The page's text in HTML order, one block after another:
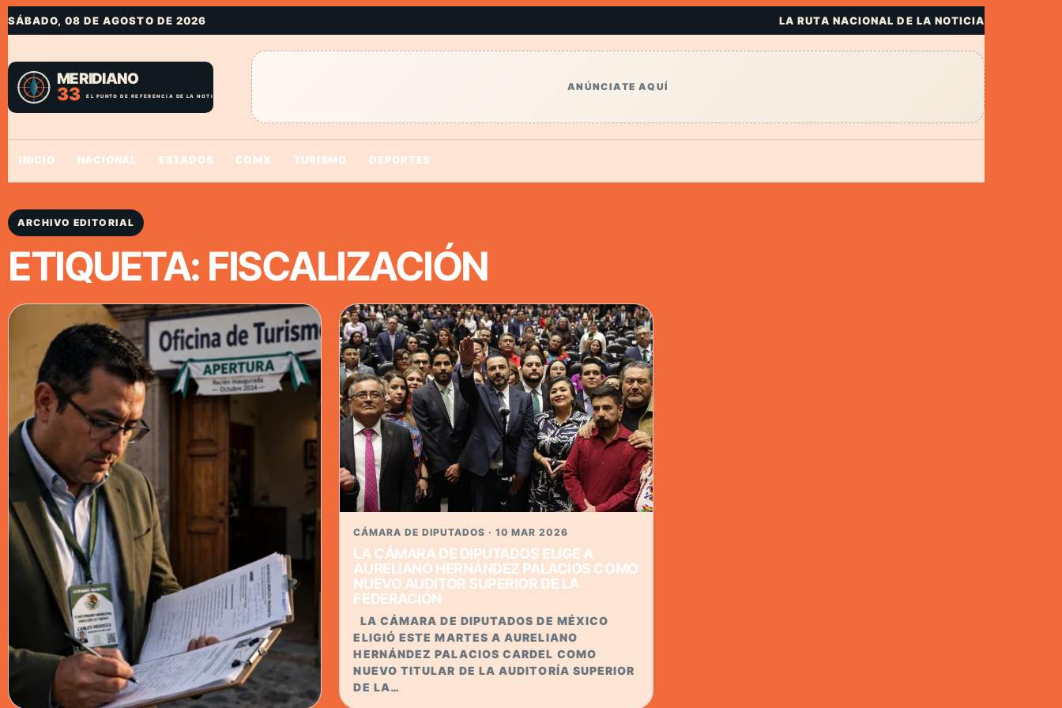
SÁBADO, 08 DE AGOSTO DE 2026 LA RUTA NACIONAL DE LA NOTICIA
ANÚNCIATE AQUÍ
INICIO NACIONAL ESTADOS CDMX TURISMO DEPORTES
ARCHIVO EDITORIAL
ETIQUETA: FISCALIZACIÓN
CÁMARA DE DIPUTADOS · 10 MAR 2026
LA CÁMARA DE DIPUTADOS ELIGE A
AURELIANO HERNÁNDEZ PALACIOS COMO
NUEVO AUDITOR SUPERIOR DE LA
FEDERACIÓN
LA CÁMARA DE DIPUTADOS DE MÉXICO
ELIGIÓ ESTE MARTES A AURELIANO
HERNÁNDEZ PALACIOS CARDEL COMO
NUEVO TITULAR DE LA AUDITORÍA SUPERIOR
DE LA…